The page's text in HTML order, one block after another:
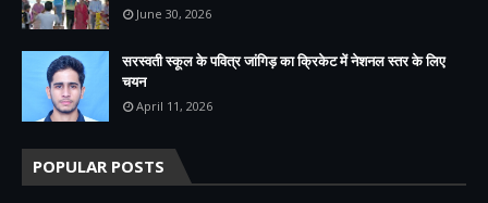
June 30, 2026
सरस्वती स्कूल के पवित्र जांगिड़ का क्रिकेट में नेशनल स्तर के लिए
चयन
April 11, 2026
POPULAR POSTS